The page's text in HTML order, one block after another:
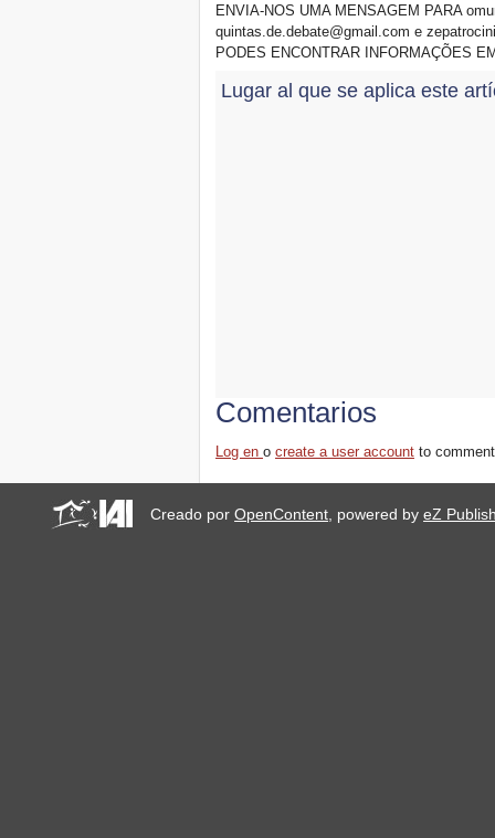
ENVIA-NOS UMA MENSAGEM PARA
quintas.de.debate@gmail.com e
PODES ENCONTRAR INFORMAÇÕES
Lugar al que se aplica este
Comentarios
Log enocreate a user account to
Creado porOpenContent, powered byeZ